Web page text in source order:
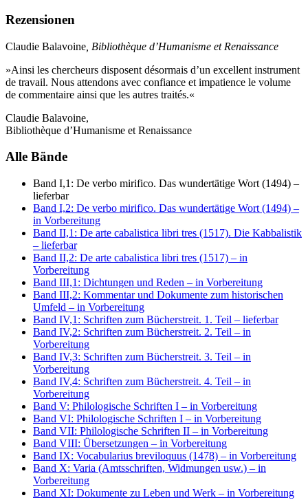
Rezensionen
Claudie Balavoine , Bibliothèque d’Humanisme et Renaissance
»Ainsi les chercheurs disposent désormais d’un excellent instrument
de travail. Nous attendons avec confiance et impatience le volume
de commentaire ainsi que les autres traités.«
Claudie Balavoine,
Bibliothèque d’Humanisme et Renaissance
Alle Bände
Band I,1: De verbo mirifico. Das wundertätige Wort (1494) –
lieferbar
Band I,2: De verbo mirifico. Das wundertätige Wort (1494) –
in Vorbereitung
Band II,1: De arte cabalistica libri tres (1517). Die Kabbalistik
– lieferbar
Band II,2: De arte cabalistica libri tres (1517) – in
Vorbereitung
Band III,1: Dichtungen und Reden – in Vorbereitung
Band III,2: Kommentar und Dokumente zum historischen
Umfeld – in Vorbereitung
Band IV,1: Schriften zum Bücherstreit. 1. Teil – lieferbar
Band IV,2: Schriften zum Bücherstreit. 2. Teil – in
Vorbereitung
Band IV,3: Schriften zum Bücherstreit. 3. Teil – in
Vorbereitung
Band IV,4: Schriften zum Bücherstreit. 4. Teil – in
Vorbereitung
Band V: Philologische Schriften I – in Vorbereitung
Band VI: Philologische Schriften I – in Vorbereitung
Band VII: Philologische Schriften II – in Vorbereitung
Band VIII: Übersetzungen – in Vorbereitung
Band IX: Vocabularius breviloquus (1478) – in Vorbereitung
Band X: Varia (Amtsschriften, Widmungen usw.) – in
Vorbereitung
Band XI: Dokumente zu Leben und Werk – in Vorbereitung